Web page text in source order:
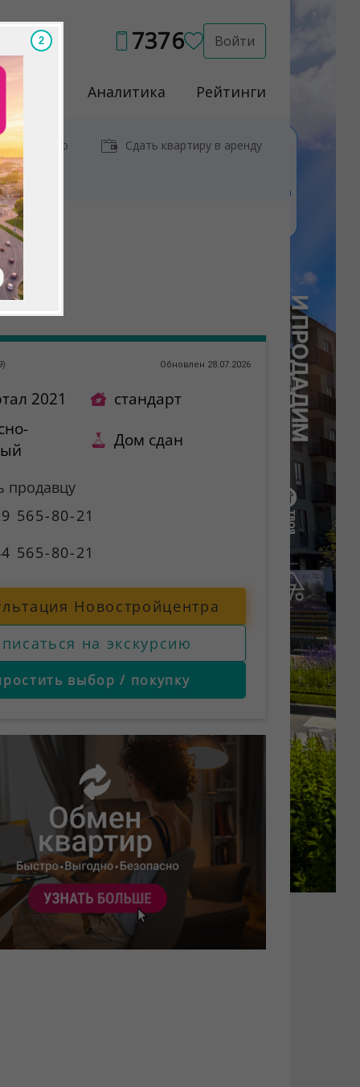
7376 Войти
Аналитика Рейтинги
у метро Сдать квартиру в аренду
) Обновлен 28.07.2026
2021
стандарт
Дом сдан
продавцу
565-80-21
565-80-21
Новостройцентра
на экскурсию
выбор / покупку
1